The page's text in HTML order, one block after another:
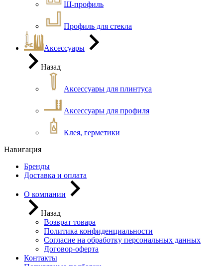
Ш-профиль
Профиль для стекла
Аксессуары
Назад
Аксессуары для плинтуса
Аксессуары для профиля
Клея, герметики
Навигация
Бренды
Доставка и оплата
О компании
Назад
Возврат товара
Политика конфиденциальности
Согласие на обработку персональных данных
Договор-оферта
Контакты